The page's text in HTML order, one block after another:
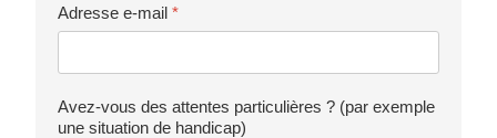
Adresse e-mail *
Avez-vous des attentes particulières ? (par exemple
une situation de handicap)